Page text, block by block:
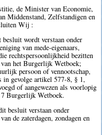
de Minister van Economie,
Middenstand, Zelfstandigen en
Wij :
wordt verstaan onder
van mede-eigenaars,
rechtspersoonlijkheid bezitten
het Burgerlijk Wetboek;
persoon of vennootschap,
in gevolge artikel 577-8, § 1,
of aangewezen als voorlopig
Burgerlijk Wetboek.
besluit verstaan onder
de zaterdagen, zondagen en